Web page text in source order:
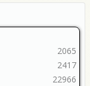
2065
2417
22966